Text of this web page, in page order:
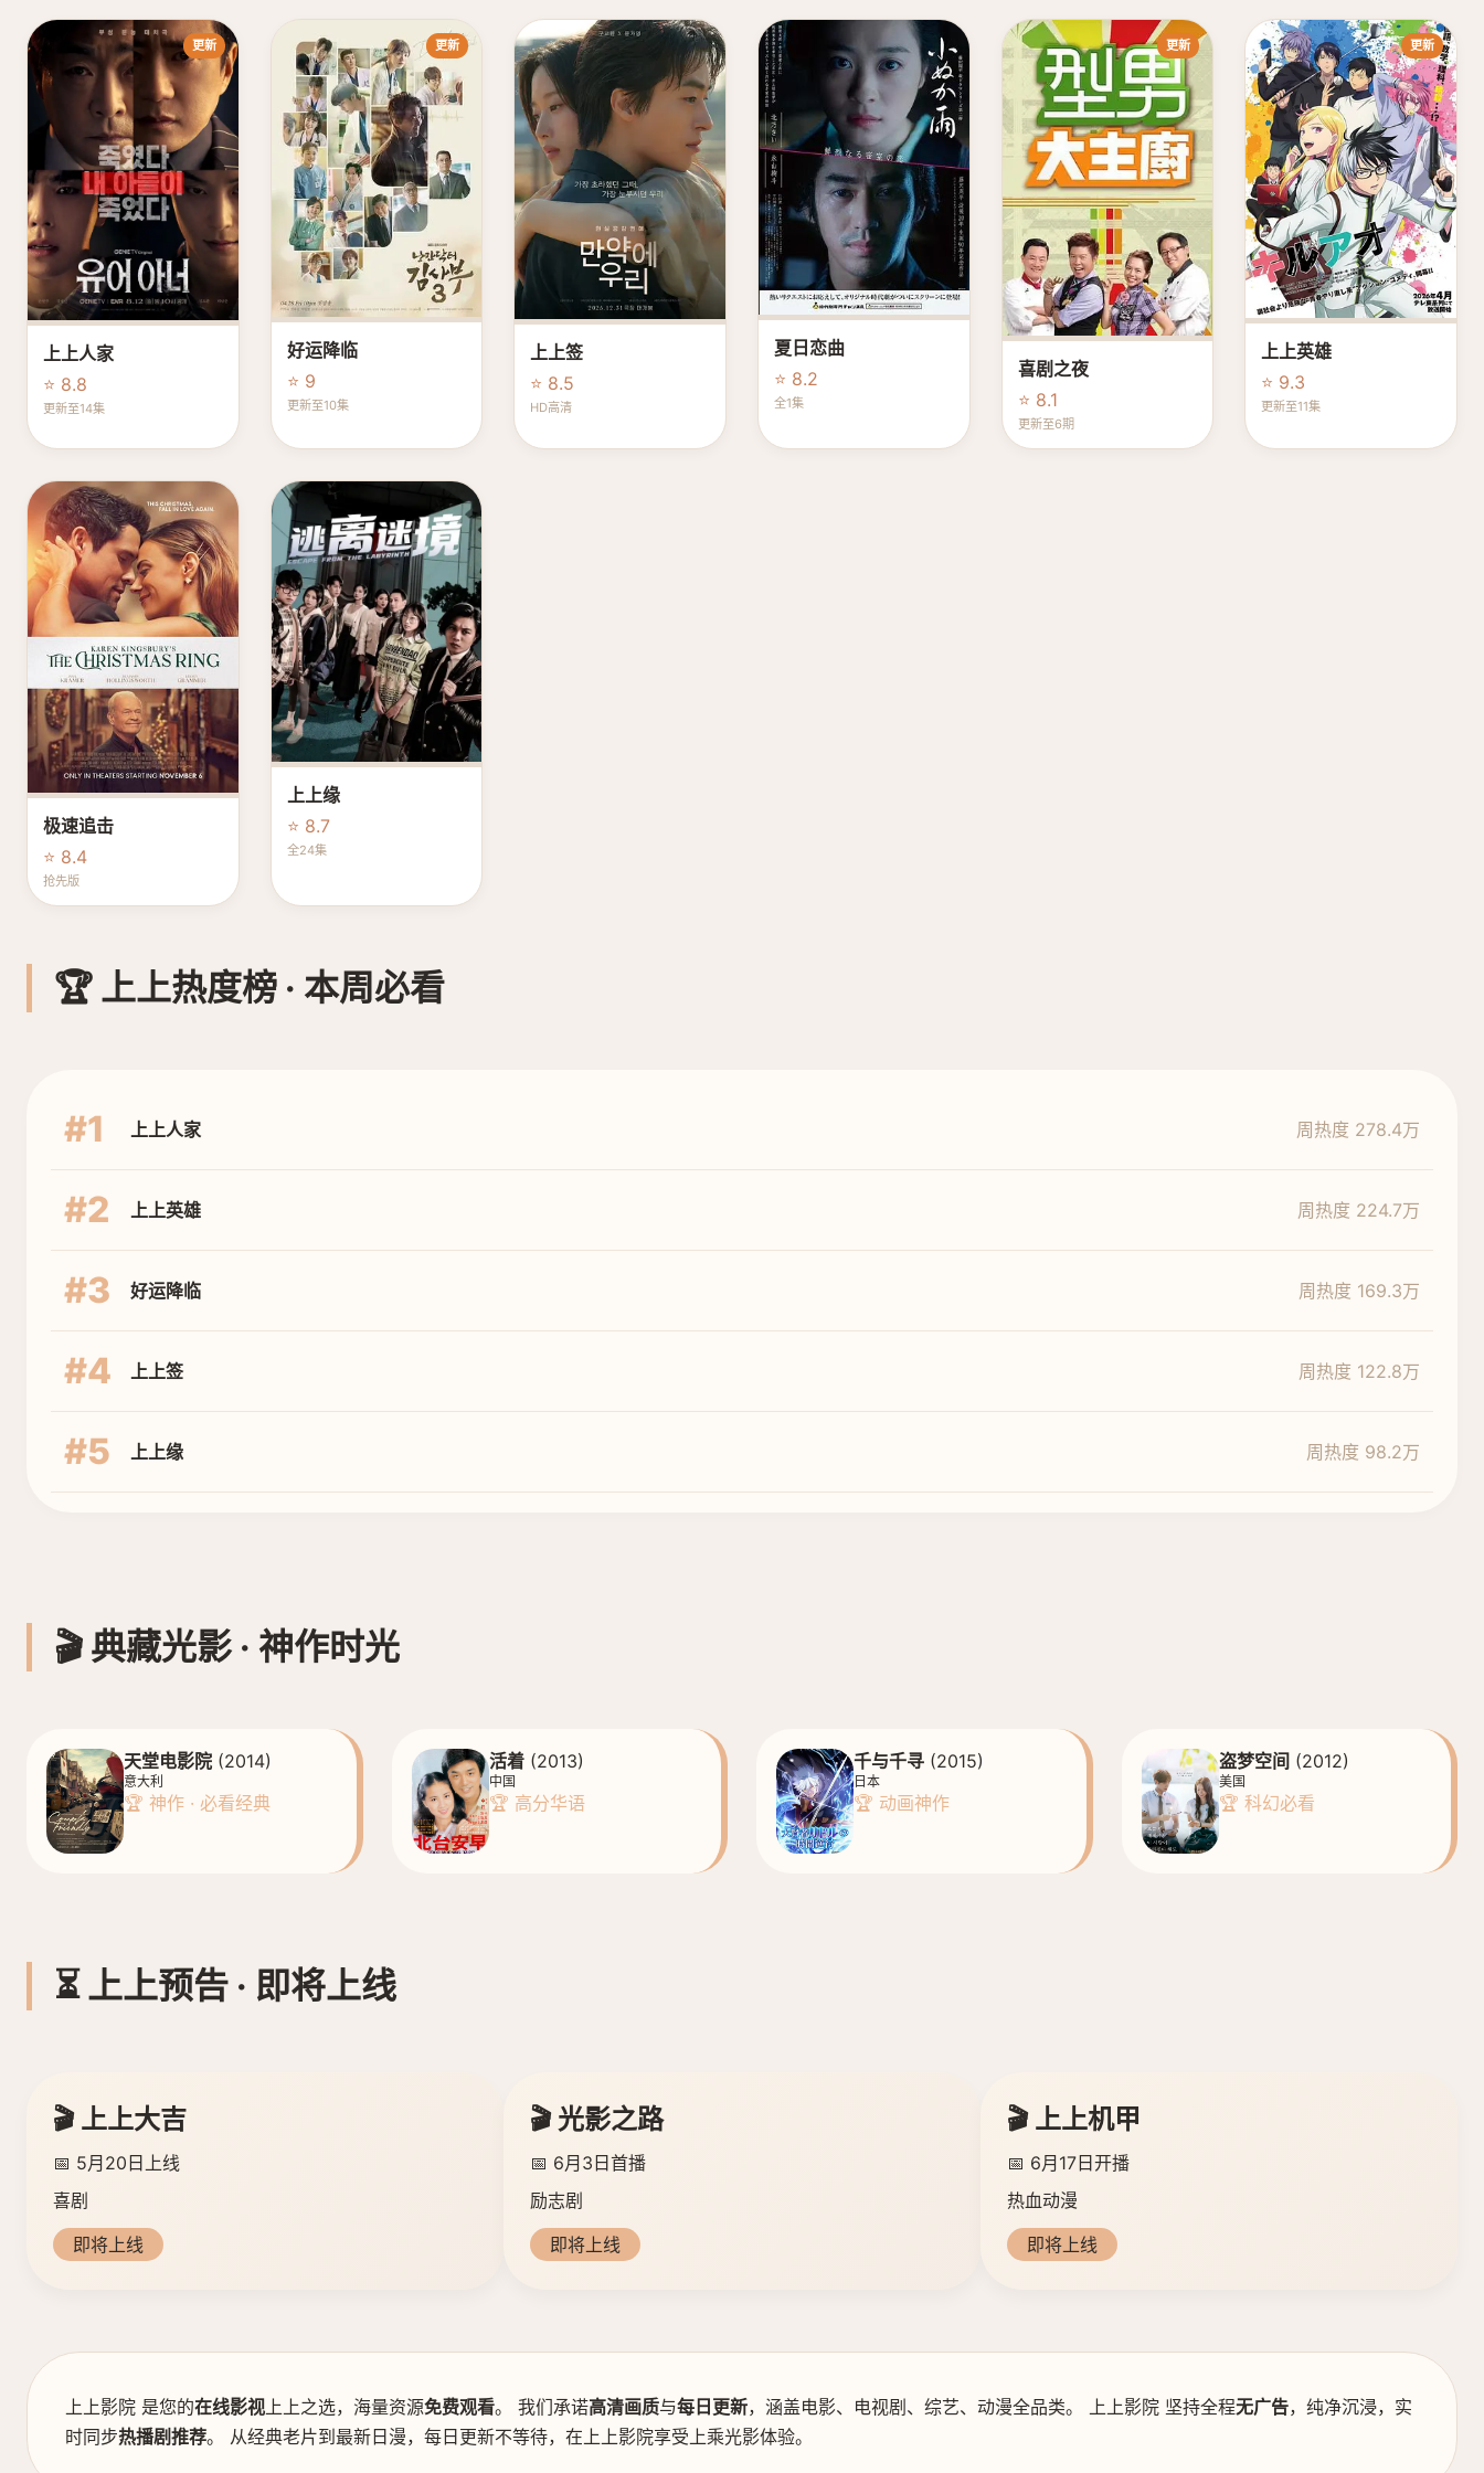
更新
上上人家
⭐ 8.8
更新至14集
更新
好运降临
⭐ 9
更新至10集
上上签
⭐ 8.5
HD高清
夏日恋曲
⭐ 8.2
全1集
更新
喜剧之夜
⭐ 8.1
更新至6期
更新
上上英雄
⭐ 9.3
更新至11集
极速追击
⭐ 8.4
抢先版
上上缘
⭐ 8.7
全24集
🏆 上上热度榜 · 本周必看
#1 上上人家 周热度 278.4万
#2 上上英雄 周热度 224.7万
#3 好运降临 周热度 169.3万
#4 上上签 周热度 122.8万
#5 上上缘 周热度 98.2万
🎬 典藏光影 · 神作时光
天堂电影院 (2014)
意大利
🏆 神作 · 必看经典
活着(2013)
中国
🏆 高分华语
千与千寻 (2015)
日本
🏆 动画神作
盗梦空间 (2012)
美国
🏆 科幻必看
⏳ 上上预告 · 即将上线
🎬 上上大吉
📅 5月20日上线
喜剧
即将上线
🎬 光影之路
📅 6月3日首播
励志剧
即将上线
🎬 上上机甲
📅 6月17日开播
热血动漫
即将上线
上上影院 是您的在线影视上上之选，海量资源免费观看。 我们承诺高清画质与每日更新，涵盖电影、电视剧、综艺、动漫全品类。 上上影院 坚持全程无广告，纯净沉浸，实
时同步热播剧推荐。 从经典老片到最新日漫，每日更新不等待，在上上影院享受上乘光影体验。